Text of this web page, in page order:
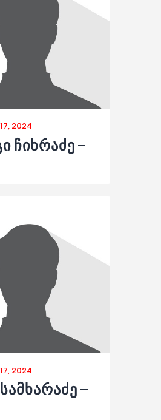
2024
ჩიხრაძე –
2024
–